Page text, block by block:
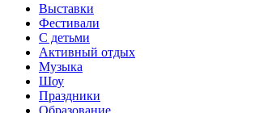
Выставки
Фестивали
С детьми
Активный отдых
Музыка
Шоу
Праздники
Образование